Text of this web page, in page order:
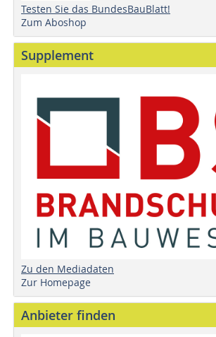
Testen Sie das BundesBauBlatt!
Zum Aboshop
Supplement
Zu den Mediadaten
Zur Homepage
Anbieter finden